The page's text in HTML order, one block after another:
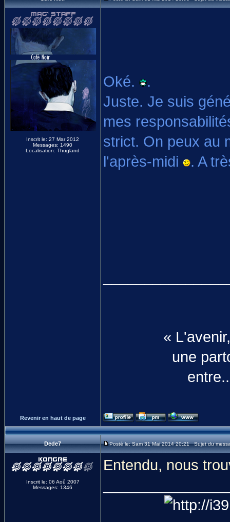
Inscrit le: 27 Mar 2012
Messages: 1490
Localisation: Thugland
Oké.
.
Juste. Je suis
mes
strict. On peux au
l'après-midi
. A
«
une
Revenir en haut de page
Dede7 Posté le: Sam 31 Mai 2014 20:21 Sujet du
Inscrit le: 06 Aoû 2007
Messages: 1346
Entendu, nous